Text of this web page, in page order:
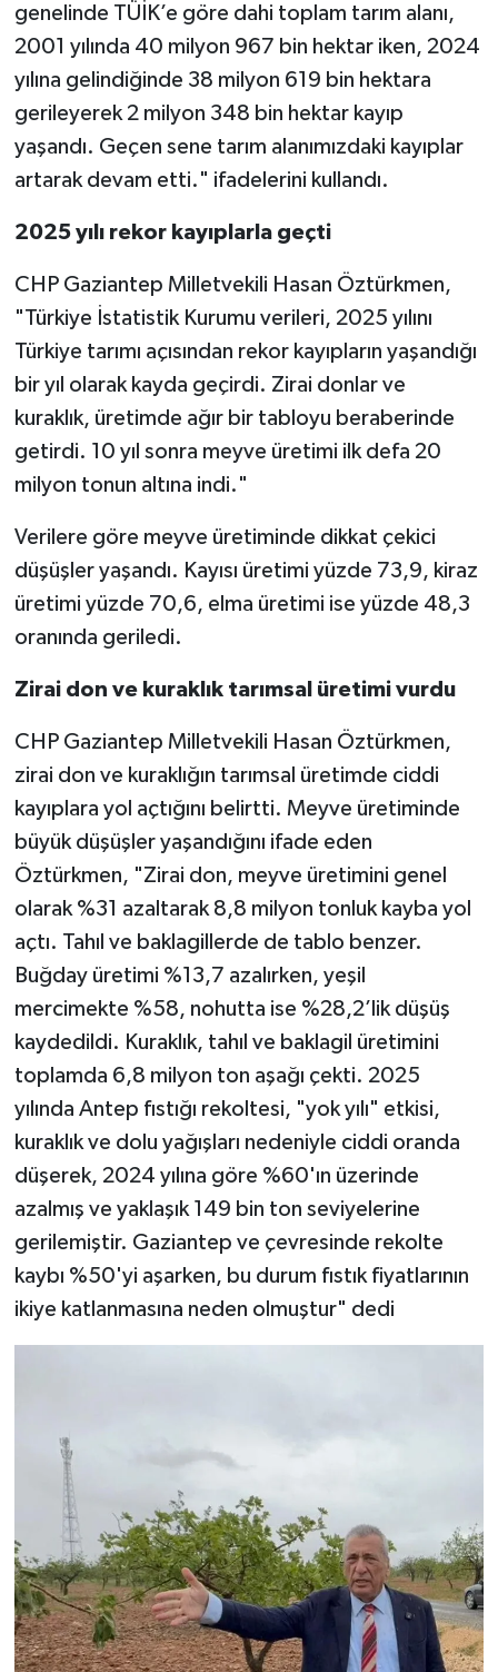
genelinde TÜİK’e göre dahi toplam tarım alanı,
2001 yılında 40 milyon 967 bin hektar iken, 2024
yılına gelindiğinde 38 milyon 619 bin hektara
gerileyerek 2 milyon 348 bin hektar kayıp
yaşandı. Geçen sene tarım alanımızdaki kayıplar
artarak devam etti." ifadelerini kullandı.
2025 yılı rekor kayıplarla geçti
CHP Gaziantep Milletvekili Hasan Öztürkmen,
"Türkiye İstatistik Kurumu verileri, 2025 yılını
Türkiye tarımı açısından rekor kayıpların yaşandığı
bir yıl olarak kayda geçirdi. Zirai donlar ve
kuraklık, üretimde ağır bir tabloyu beraberinde
getirdi. 10 yıl sonra meyve üretimi ilk defa 20
milyon tonun altına indi."
Verilere göre meyve üretiminde dikkat çekici
düşüşler yaşandı. Kayısı üretimi yüzde 73,9, kiraz
üretimi yüzde 70,6, elma üretimi ise yüzde 48,3
oranında geriledi.
Zirai don ve kuraklık tarımsal üretimi vurdu
CHP Gaziantep Milletvekili Hasan Öztürkmen,
zirai don ve kuraklığın tarımsal üretimde ciddi
kayıplara yol açtığını belirtti. Meyve üretiminde
büyük düşüşler yaşandığını ifade eden
Öztürkmen, "Zirai don, meyve üretimini genel
olarak %31 azaltarak 8,8 milyon tonluk kayba yol
açtı. Tahıl ve baklagillerde de tablo benzer.
Buğday üretimi %13,7 azalırken, yeşil
mercimekte %58, nohutta ise %28,2’lik düşüş
kaydedildi. Kuraklık, tahıl ve baklagil üretimini
toplamda 6,8 milyon ton aşağı çekti. 2025
yılında Antep fıstığı rekoltesi, "yok yılı" etkisi,
kuraklık ve dolu yağışları nedeniyle ciddi oranda
düşerek, 2024 yılına göre %60'ın üzerinde
azalmış ve yaklaşık 149 bin ton seviyelerine
gerilemiştir. Gaziantep ve çevresinde rekolte
kaybı %50'yi aşarken, bu durum fıstık fiyatlarının
ikiye katlanmasına neden olmuştur" dedi